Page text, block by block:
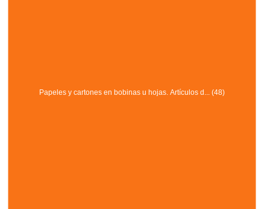
Papeles y cartones en bobinas u hojas. Artículos d... (48)